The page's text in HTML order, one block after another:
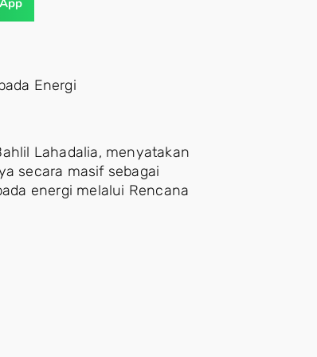
Energi
Lahadalia, menyatakan
secara masif sebagai
energi melalui Rencana